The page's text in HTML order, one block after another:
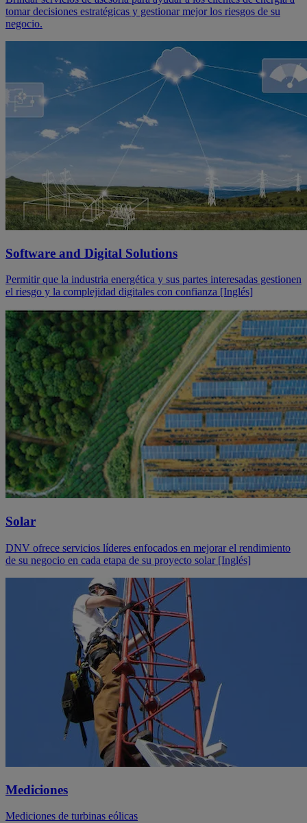
tomar decisiones estratégicas y gestionar mejor los riesgos de su
negocio.
Software and Digital Solutions
Permitir que la industria energética y sus partes interesadas gestionen
el riesgo y la complejidad digitales con confianza [Inglés]
Solar
DNV ofrece servicios líderes enfocados en mejorar el rendimiento
de su negocio en cada etapa de su proyecto solar [Inglés]
Mediciones
Mediciones de turbinas eólicas